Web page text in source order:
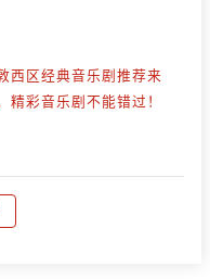
西区经典音乐剧推荐来
精彩音乐剧不能错过！